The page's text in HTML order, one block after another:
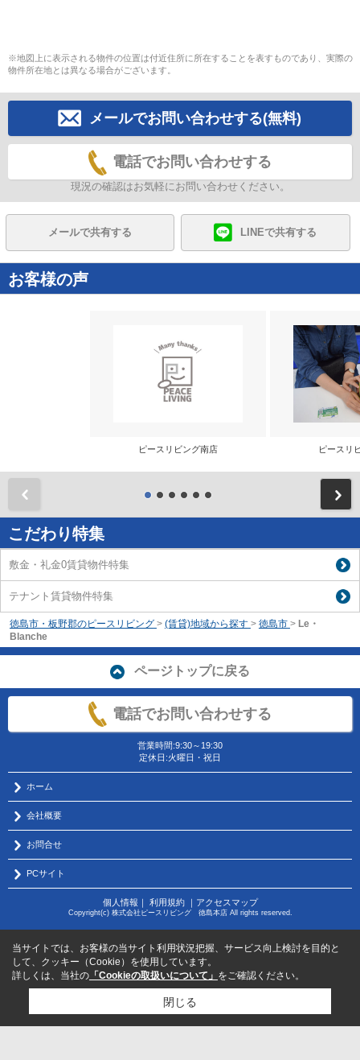
※地図上に表示される物件の位置は付近住所に所在することを表すものであり、実際の
物件所在地とは異なる場合がございます。
メールでお問い合わせする(無料)
電話でお問い合わせする
現況の確認はお気軽にお問い合わせください。
メールで共有する LINEで共有する
お客様の声
ピースリビング南店 ピースリ
こだわり特集
敷金・礼金0賃貸物件特集
テナント賃貸物件特集
徳島市・板野郡のピースリビング > (賃貸)地域から探す > 徳島市 > Le・
Blanche
ページトップに戻る
電話でお問い合わせする
営業時間:9:30～19:30
定休日:火曜日・祝日
ホーム
会社概要
お問合せ
PCサイト
個人情報 利用規約｜ アクセスマップ
Copyright(c) 株式会社ピースリビング 徳島本店 All rights reserved.
当サイトでは、お客様の当サイト利用状況把握、サービス向上検討を目的と
して、クッキー（Cookie）を使用しています。
詳しくは、当社の 「Cookieの取扱いについて」 をご確認ください。
閉じる